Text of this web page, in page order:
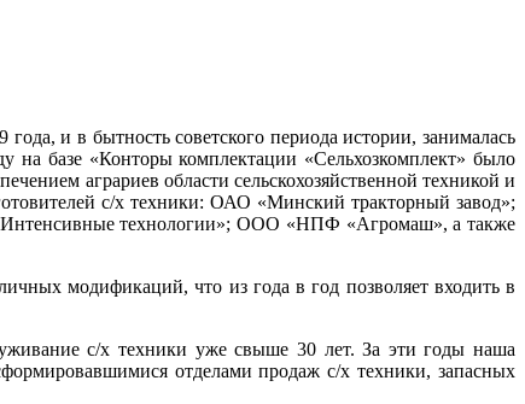
и в бытность советского периода истории, занималась
на базе «Конторы комплектации «Сельхозкомплект» было
аграриев области сельскохозяйственной техникой и
с/х техники: ОАО «Минский тракторный завод»;
технологии»; ООО «НПФ «Агромаш», а также
модификаций, что из года в год позволяет входить в
с/х техники уже свыше 30 лет. За эти годы наша
отделами продаж с/х техники, запасных